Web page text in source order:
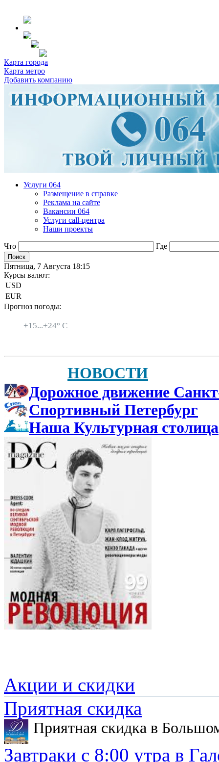
Карта города
Карта метро
Добавить компанию
Услуги 064
Размещение в справке
Реклама на сайте
Вакансии 064
Услуги call-центра
Наши проекты
Что Где
Пятница, 7 Августа 18:15
Курсы валют:
USD
EUR
Прогноз погоды:
+15...+24° C
НОВОСТИ
Дорожное движение
Спортивный Петербург
Наша Культурная столица
Акции и скидки
Приятная скидка
Приятная скидка в
Завтраки с 8:00 утра в